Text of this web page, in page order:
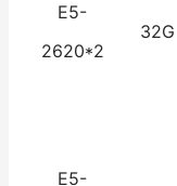
E5-
2620*2
32G
E5-